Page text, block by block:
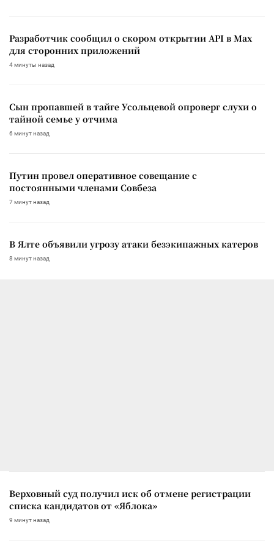
Разработчик сообщил о скором открытии API в Max
для сторонних приложений
4 минуты назад
Сын пропавшей в тайге Усольцевой опроверг слухи о
тайной семье у отчима
6 минут назад
Путин провел оперативное совещание с
постоянными членами Совбеза
7 минут назад
В Ялте объявили угрозу атаки безэкипажных катеров
8 минут назад
Верховный суд получил иск об отмене регистрации
списка кандидатов от «Яблока»
9 минут назад